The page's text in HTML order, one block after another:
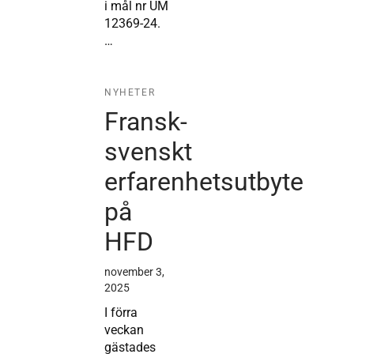
i mål nr UM
12369-24.
…
NYHETER
Fransk-
svenskt
erfarenhetsutbyte
på
HFD
november 3,
2025
I förra
veckan
gästades